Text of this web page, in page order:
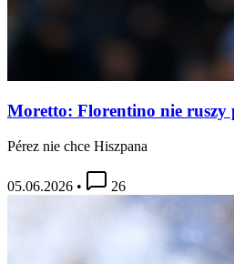
Moretto: Florentino nie ruszy
Pérez nie chce Hiszpana
05.06.2026 • 26